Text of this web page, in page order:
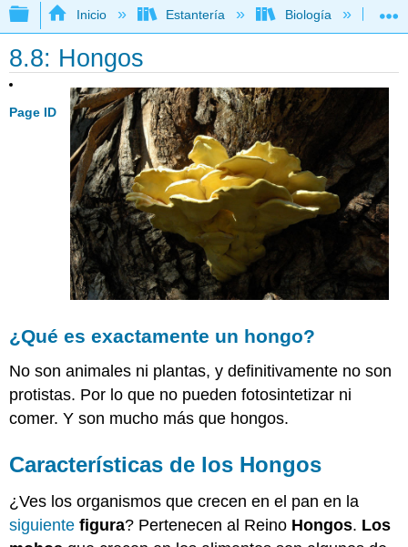
Expandir/contraer jerarquía global
Inicio Estantería Biología
8.8: Hongos
Page ID
¿Qué es exactamente un hongo?
No son animales ni plantas, y definitivamente no son
protistas. Por lo que no pueden fotosintetizar ni
comer. Y son mucho más que hongos.
Características de los Hongos
¿Ves los organismos que crecen en el pan en la
siguiente figura? Pertenecen al Reino Hongos. Los